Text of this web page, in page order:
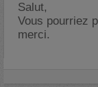
Salut,
Vous pourriez
merci.